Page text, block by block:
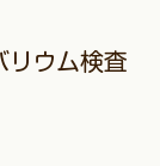
リウム検査